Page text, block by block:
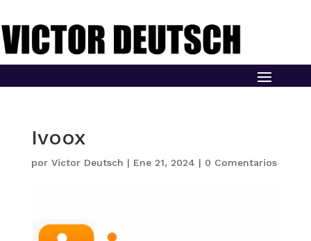
Ivoox
por Victor Deutsch | Ene 21, 2024 | 0 Comentarios